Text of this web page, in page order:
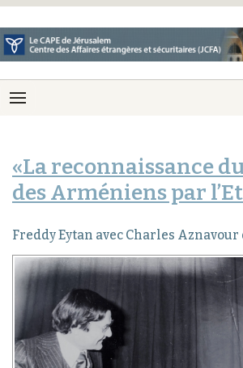
«La reconnaissance
des Arméniens par
Freddy Eytan avec Charles Aznavour